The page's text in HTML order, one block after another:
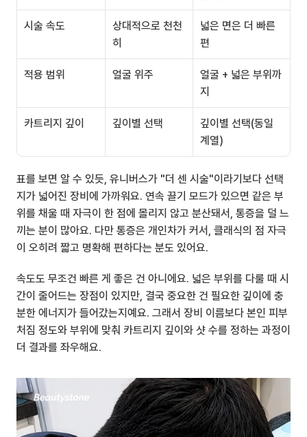
시술 속도
상대적으로 천천
히
넓은 면은 더 빠른
편
적용 범위 얼굴 위주
얼굴 + 넓은 부위까
지
카트리지 깊이 깊이별 선택
깊이별 선택(동일
계열)
표를 보면 알 수 있듯, 유니버스가 "더 센 시술"이라기보다 선택
지가 넓어진 장비에 가까워요. 연속 끌기 모드가 있으면 같은 부
위를 채울 때 자극이 한 점에 몰리지 않고 분산돼서, 통증을 덜 느
끼는 분이 많아요. 다만 통증은 개인차가 커서, 클래식의 점 자극
이 오히려 짧고 명확해 편하다는 분도 있어요.
속도도 무조건 빠른 게 좋은 건 아니에요. 넓은 부위를 다룰 때 시
간이 줄어드는 장점이 있지만, 결국 중요한 건 필요한 깊이에 충
분한 에너지가 들어갔는지예요. 그래서 장비 이름보다 본인 피부
처짐 정도와 부위에 맞춰 카트리지 깊이와 샷 수를 정하는 과정이
더 결과를 좌우해요.